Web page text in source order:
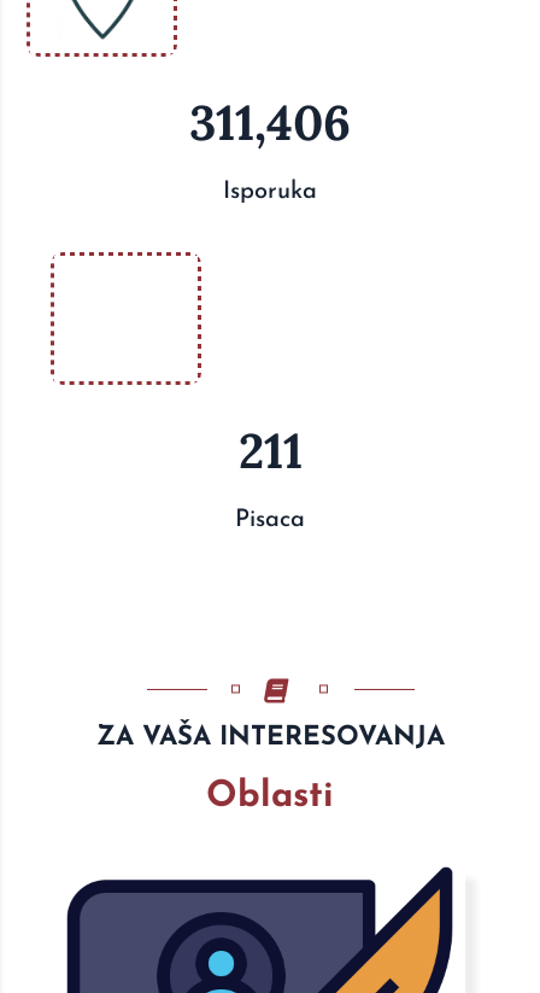
311,406
Isporuka
211
Pisaca
ZA VAŠA INTERESOVANJA
Oblasti